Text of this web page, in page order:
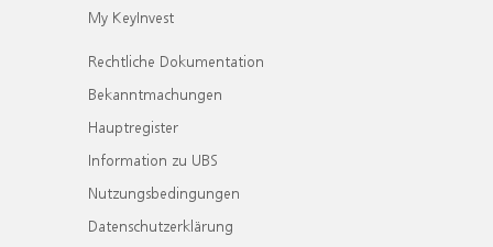
My KeyInvest
Rechtliche Dokumentation
Bekanntmachungen
Hauptregister
Information zu UBS
Nutzungsbedingungen
Datenschutzerklärung